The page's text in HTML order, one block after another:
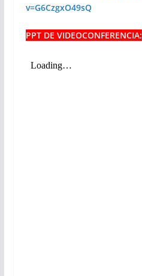
v=G6CzgxO49sQ
PPT DE VIDEOCONFERENCIA: